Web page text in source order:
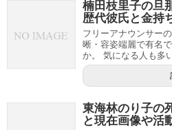
楠田枝里子の旦
歴代彼氏と金持
フリーアナウンサー
晰・容姿端麗で有名
か。 気になる人も多
東海林のり子の
と現在画像や活